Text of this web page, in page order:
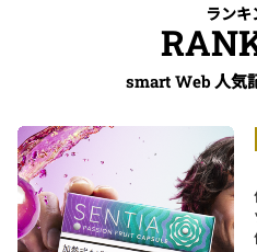
ランキ
smart Web 人気